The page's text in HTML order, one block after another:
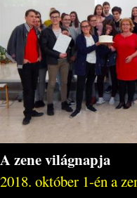
A zene világnapja
2018. október 1-én a